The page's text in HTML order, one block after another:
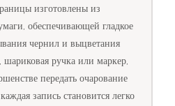
изготовлены из
обеспечивающей гладкое
чернил и выцветания
шариковая ручка или маркер,
передать очарование
запись становится легко